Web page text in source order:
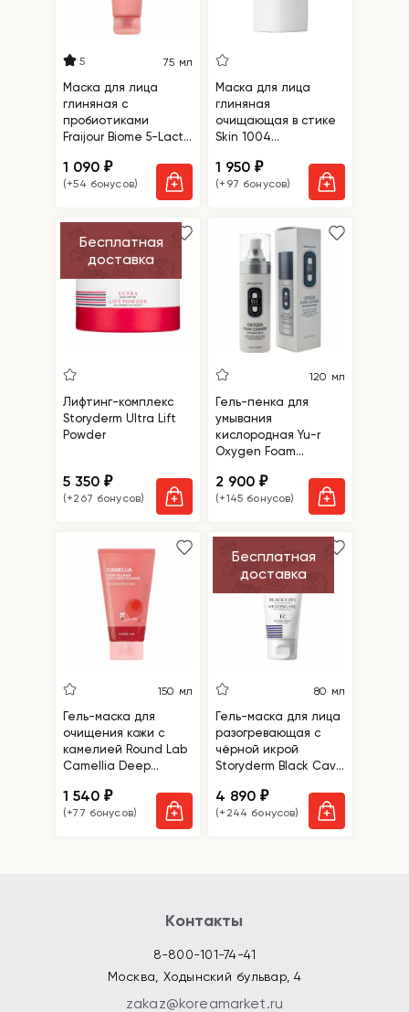
5 75 мл
Маска для лица
глиняная с
пробиотиками
Fraijour Biome 5-Lacto
Mask
1 090₽
(+54 бонусов)
Маска для лица
глиняная
очищающая в стике
Skin 1004
Poremizing Quick Clay
Stick Mask
1 950₽
(+97 бонусов)
Бесплатная
доставка
Лифтинг-комплекс
Storyderm Ultra Lift
Powder
5 350₽
(+267 бонусов)
120 мл
Гель-пенка для
умывания
кислородная Yu-r
Oxygen Foam
2 900₽
(+145 бонусов)
150 мл
Гель-маска для
очищения кожи c
камелией Round Lab
Camellia Deep
Cleanser
1 540₽
(+77 бонусов)
Бесплатная
доставка
80 мл
Гель-маска для лица
разогревающая с
чёрной икрой
Storyderm Black Cavi
4 890₽
(+244 бонусов)
Контакты
8-800-101-74-41
Москва, Ходынский бульвар, 4
zakaz@koreamarket.ru